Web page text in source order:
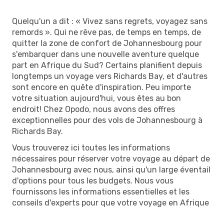
Quelqu'un a dit : « Vivez sans regrets, voyagez sans
remords ». Qui ne rêve pas, de temps en temps, de
quitter la zone de confort de Johannesbourg pour
s'embarquer dans une nouvelle aventure quelque
part en Afrique du Sud? Certains planifient depuis
longtemps un voyage vers Richards Bay, et d'autres
sont encore en quête d'inspiration. Peu importe
votre situation aujourd'hui, vous êtes au bon
endroit! Chez Opodo, nous avons des offres
exceptionnelles pour des vols de Johannesbourg à
Richards Bay.
Vous trouverez ici toutes les informations
nécessaires pour réserver votre voyage au départ de
Johannesbourg avec nous, ainsi qu'un large éventail
d'options pour tous les budgets. Nous vous
fournissons les informations essentielles et les
conseils d'experts pour que votre voyage en Afrique